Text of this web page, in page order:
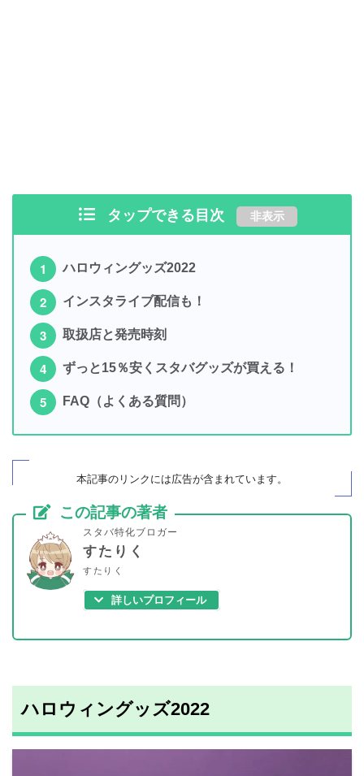
タップできる目次 非表示
ハロウィングッズ2022
インスタライブ配信も！
取扱店と発売時刻
ずっと15％安くスタバグッズが買える！
FAQ（よくある質問）
本記事のリンクには広告が含まれています。
この記事の著者
スタバ特化ブロガー
すたりく
すたりく
詳しいプロフィール
ハロウィングッズ2022